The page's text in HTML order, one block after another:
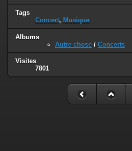
Tags
Concert, Musique
Albums
Autre chose / Concerts
Visites
7801